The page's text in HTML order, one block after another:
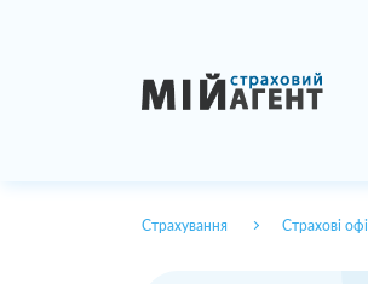
Страхування Страхові